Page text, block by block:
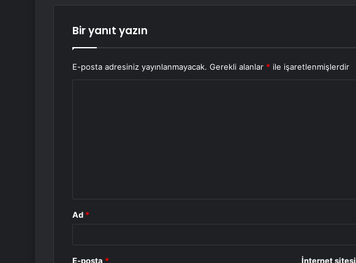
Bir yanıt yazın
E-posta adresiniz yayınlanmayacak. Gerekli alanlar * ile işaretlenmişlerdir
Ad *
E-posta * İnternet sitesi